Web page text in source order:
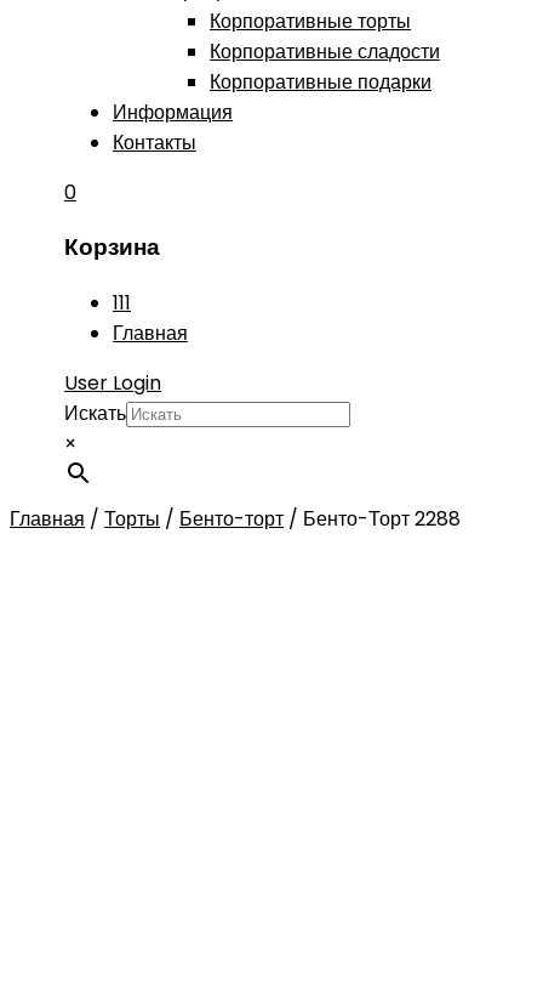
Корпоративные торты
Корпоративные сладости
Корпоративные подарки
Информация
Контакты
0
Корзина
111
Главная
User Login
Искать
×
Главная / Торты / Бенто-торт / Бенто-Торт 2288